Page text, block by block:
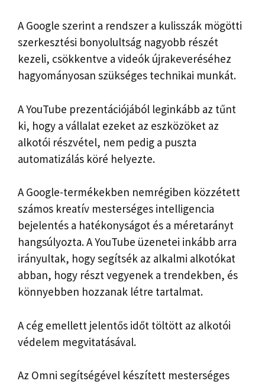
A Google szerint a rendszer a kulisszák mögötti
szerkesztési bonyolultság nagyobb részét
kezeli, csökkentve a videók újrakeveréséhez
hagyományosan szükséges technikai munkát.
A YouTube prezentációjából leginkább az tűnt
ki, hogy a vállalat ezeket az eszközöket az
alkotói részvétel, nem pedig a puszta
automatizálás köré helyezte.
A Google-termékekben nemrégiben közzétett
számos kreatív mesterséges intelligencia
bejelentés a hatékonyságot és a méretarányt
hangsúlyozta. A YouTube üzenetei inkább arra
irányultak, hogy segítsék az alkalmi alkotókat
abban, hogy részt vegyenek a trendekben, és
könnyebben hozzanak létre tartalmat.
A cég emellett jelentős időt töltött az alkotói
védelem megvitatásával.
Az Omni segítségével készített mesterséges